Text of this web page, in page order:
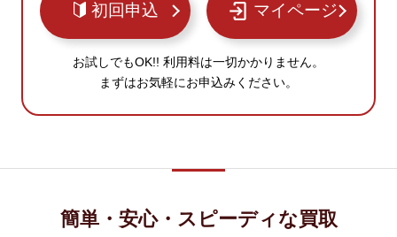
初回申込 マイページ
お試しでもOK!! 利用料は一切かかりません。
まずはお気軽にお申込みください。
簡単・安心・スピーディな買取